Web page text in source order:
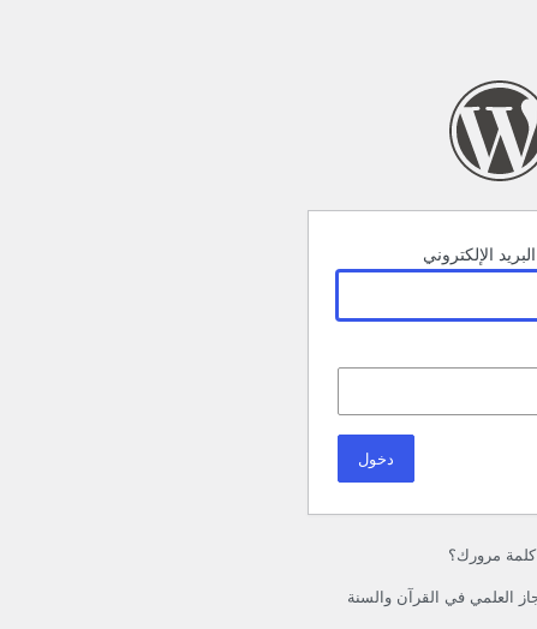
الإلكتروني
مرورك؟
العلمي في القرآن والسنة